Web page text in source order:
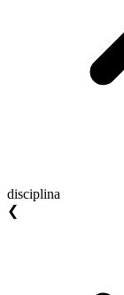
disciplina
❮